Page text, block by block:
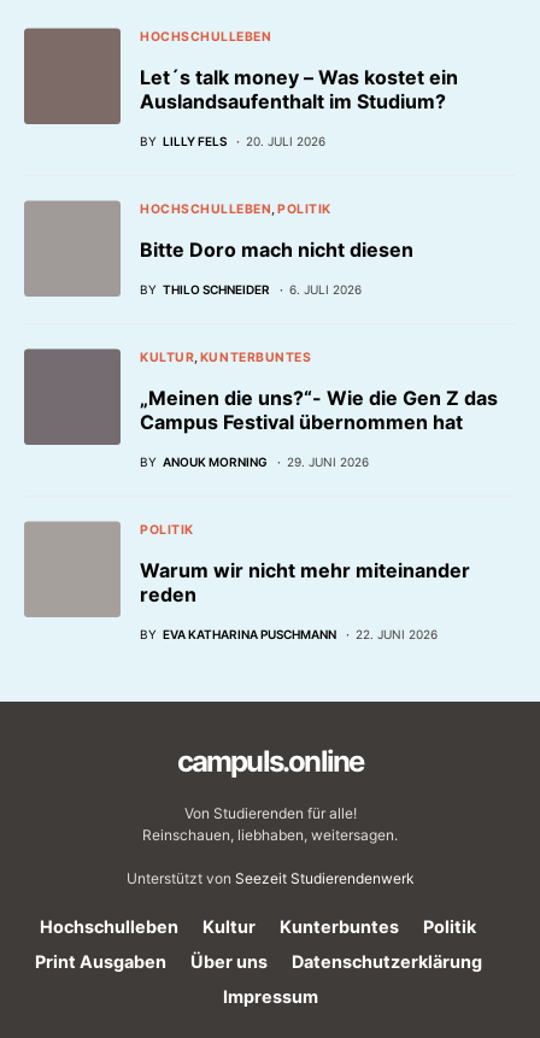
HOCHSCHULLEBEN
Let´s talk money – Was kostet ein
Auslandsaufenthalt im Studium?
BY LILLY FELS 20. JULI 2026
HOCHSCHULLEBEN POLITIK
Bitte Doro mach nicht diesen
BY THILO SCHNEIDER 6. JULI 2026
KULTUR KUNTERBUNTES
„Meinen die uns?“- Wie die Gen Z das
Campus Festival übernommen hat
BY ANOUK MORNING 29. JUNI 2026
POLITIK
Warum wir nicht mehr miteinander
reden
BY EVA KATHARINA PUSCHMANN 22. JUNI 2026
campuls.online
Von Studierenden für alle!
Reinschauen, liebhaben, weitersagen.
Unterstützt von Seezeit Studierendenwerk
Hochschulleben Kultur Kunterbuntes
Politik
Print Ausgaben
Über uns
Datenschutzerklärung
Impressum